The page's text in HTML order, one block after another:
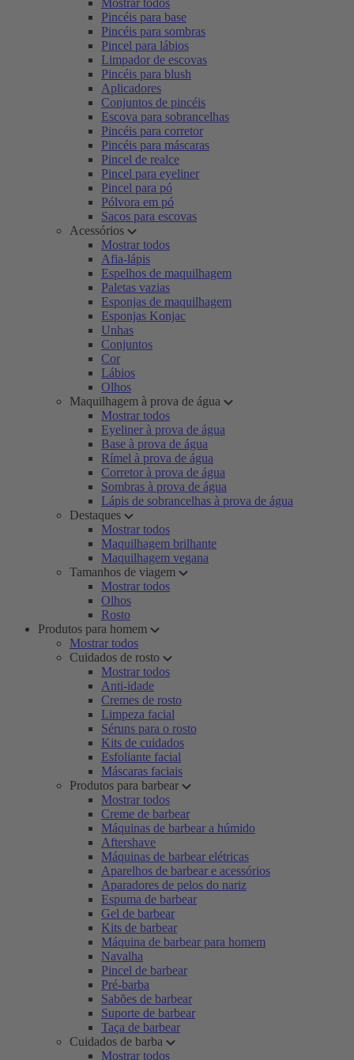
Mostrar todos
Pincéis para base
Pincéis para sombras
Pincel para lábios
Limpador de escovas
Pincéis para blush
Aplicadores
Conjuntos de pincéis
Escova para sobrancelhas
Pincéis para corretor
Pincéis para máscaras
Pincel de realce
Pincel para eyeliner
Pincel para pó
Pólvora em pó
Sacos para escovas
Acessórios
Mostrar todos
Afia-lápis
Espelhos de maquilhagem
Paletas vazias
Esponjas de maquilhagem
Esponjas Konjac
Unhas
Conjuntos
Cor
Lábios
Olhos
Maquilhagem à prova de água
Mostrar todos
Eyeliner à prova de água
Base à prova de água
Rímel à prova de água
Corretor à prova de água
Sombras à prova de água
Lápis de sobrancelhas à prova de água
Destaques
Mostrar todos
Maquilhagem brilhante
Maquilhagem vegana
Tamanhos de viagem
Mostrar todos
Olhos
Rosto
Produtos para homem
Mostrar todos
Cuidados de rosto
Mostrar todos
Anti-idade
Cremes de rosto
Limpeza facial
Séruns para o rosto
Kits de cuidados
Esfoliante facial
Máscaras faciais
Produtos para barbear
Mostrar todos
Creme de barbear
Máquinas de barbear a húmido
Aftershave
Máquinas de barbear elétricas
Aparelhos de barbear e acessórios
Aparadores de pelos do nariz
Espuma de barbear
Gel de barbear
Kits de barbear
Máquina de barbear para homem
Navalha
Pincel de barbear
Pré-barba
Sabões de barbear
Suporte de barbear
Taça de barbear
Cuidados de barba
Mostrar todos